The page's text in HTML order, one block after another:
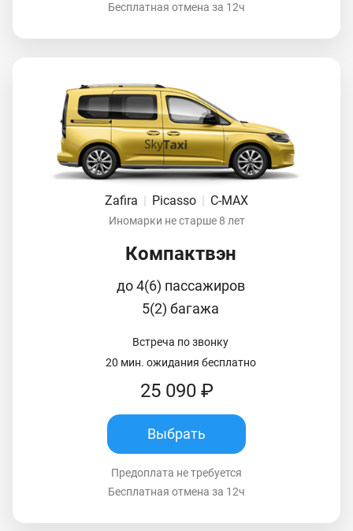
Бесплатная отмена за 12ч
Zafira | Picasso | C-MAX
Иномарки не старше 8 лет
Компактвэн
до 4(6) пассажиров
5(2) багажа
Встреча по звонку
20 мин. ожидания бесплатно
25 090 ₽
Выбрать
Предоплата не требуется
Бесплатная отмена за 12ч